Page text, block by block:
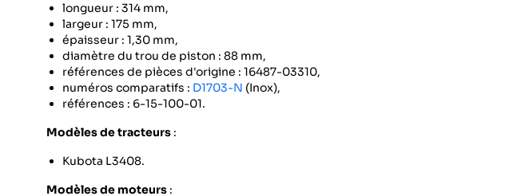
longueur : 314 mm,
largeur : 175 mm,
épaisseur : 1,30 mm,
diamètre du trou de piston : 88 mm,
références de pièces d'origine : 16487-03310,
numéros comparatifs : D1703-N (Inox),
références : 6-15-100-01.
Modèles de tracteurs :
Kubota L3408.
Modèles de moteurs :